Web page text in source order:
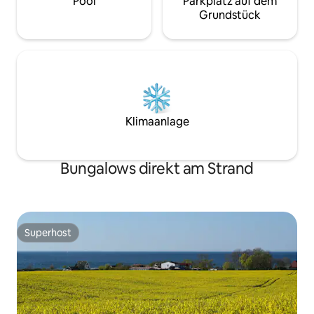
Grundstück
Klimaanlage
Bungalows direkt am Strand
Superhost
Superhost